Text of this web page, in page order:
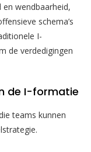
wendbaarheid,
schema’s
I-
de verdedigingen
de I-formatie
teams kunnen